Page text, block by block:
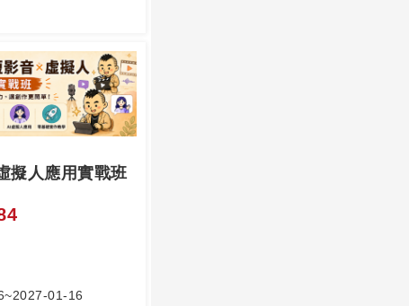
擬人應用實戰班
01-16